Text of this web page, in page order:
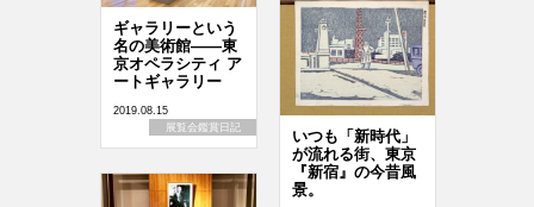
ギャラリーという
名の美術館――東
京オペラシティ ア
ートギャラリー
2019.08.15
展覧会鑑賞日記
いつも「新時代」
が流れる街、東京
『新宿』の今昔風
景。